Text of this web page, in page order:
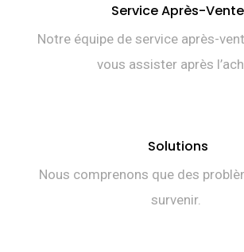
Service Après-Vente
Notre équipe de service après-
vous assister après
Solutions
Nous comprenons que des
survenir.